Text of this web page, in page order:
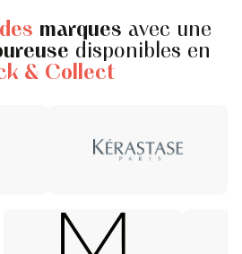
marques avec une
disponibles en
& Collect